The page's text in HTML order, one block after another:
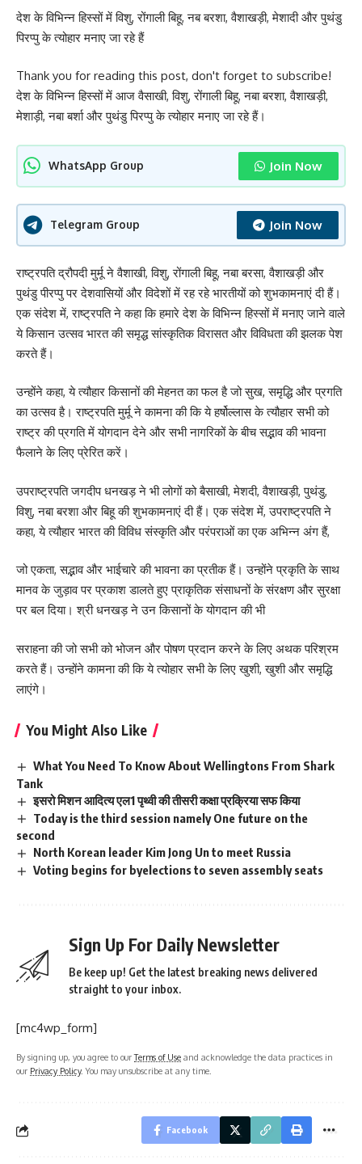
देश के विभिन्न हिस्सों में विशु, रोंगाली बिहू, नब बरशा, वैशाखड़ी, मेशादी और पुथंडु
पिरप्पु के त्योहार मनाए जा रहे हैं
Thank you for reading this post, don't forget to subscribe!
देश के विभिन्न हिस्सों में आज वैसाखी, विशु, रोंगाली बिहू, नबा बरशा, वैशाखड़ी,
मेशाड़ी, नबा बर्शा और पुथंडु पिरप्पु के त्योहार मनाए जा रहे हैं।
WhatsApp Group Join Now
Telegram Group Join Now
राष्ट्रपति द्रौपदी मुर्मू ने वैशाखी, विशु, रोंगाली बिहू, नबा बरसा, वैशाखड़ी और
पुथंडु पीरप्पु पर देशवासियों और विदेशों में रह रहे भारतीयों को शुभकामनाएं दी हैं।
एक संदेश में, राष्ट्रपति ने कहा कि हमारे देश के विभिन्न हिस्सों में मनाए जाने वाले
ये किसान उत्सव भारत की समृद्ध सांस्कृतिक विरासत और विविधता की झलक पेश
करते हैं।
उन्होंने कहा, ये त्यौहार किसानों की मेहनत का फल है जो सुख, समृद्धि और प्रगति
का उत्सव है। राष्ट्रपति मुर्मू ने कामना की कि ये हर्षोल्लास के त्यौहार सभी को
राष्ट्र की प्रगति में योगदान देने और सभी नागरिकों के बीच सद्भाव की भावना
फैलाने के लिए प्रेरित करें।
उपराष्ट्रपति जगदीप धनखड़ ने भी लोगों को बैसाखी, मेशदी, वैशाखड़ी, पुथंडु,
विशु, नबा बरशा और बिहू की शुभकामनाएं दी हैं। एक संदेश में, उपराष्ट्रपति ने
कहा, ये त्यौहार भारत की विविध संस्कृति और परंपराओं का एक अभिन्न अंग हैं,
जो एकता, सद्भाव और भाईचारे की भावना का प्रतीक हैं। उन्होंने प्रकृति के साथ
मानव के जुड़ाव पर प्रकाश डालते हुए प्राकृतिक संसाधनों के संरक्षण और सुरक्षा
पर बल दिया। श्री धनखड़ ने उन किसानों के योगदान की भी
सराहना की जो सभी को भोजन और पोषण प्रदान करने के लिए अथक परिश्रम
करते हैं। उन्होंने कामना की कि ये त्योहार सभी के लिए खुशी, खुशी और समृद्धि
लाएंगे।
You Might Also Like
What You Need To Know About Wellingtons From Shark
Tank
इसरो मिशन आदित्य एल1 पृथ्वी की तीसरी कक्षा प्रक्रिया सफ किया
Today is the third session namely One future on the
second
North Korean leader Kim Jong Un to meet Russia
Voting begins for byelections to seven assembly seats
Sign Up For Daily Newsletter
Be keep up! Get the latest breaking news delivered
straight to your inbox.
[mc4wp_form]
By signing up, you agree to ourTerms of Use and acknowledge the data practices in
our Privacy Policy. You may unsubscribe at any time.
Facebook